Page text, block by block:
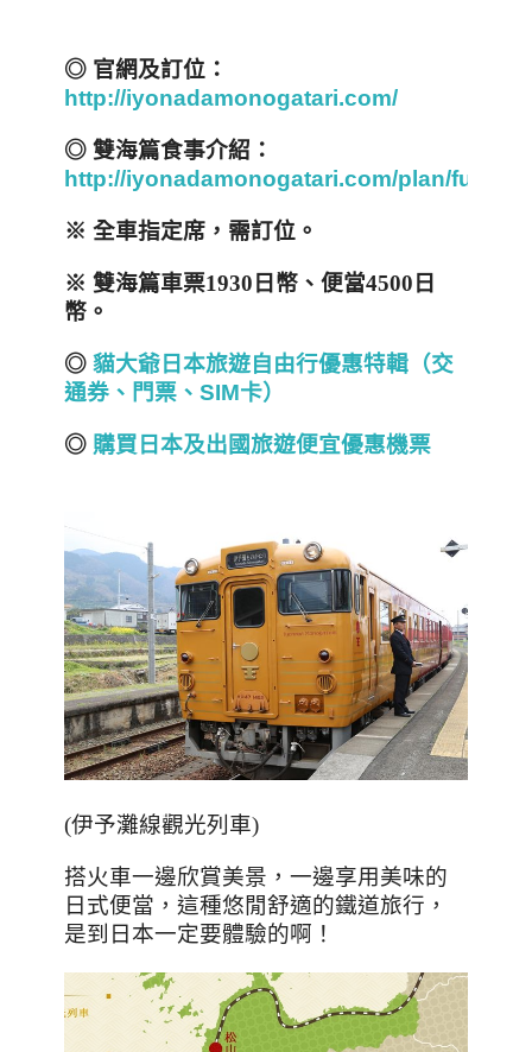
◎ 官網及訂位：
http://iyonadamonogatari.com/
◎ 雙海篇食事介紹：
http://iyonadamonogatari.com/plan/
※ 全車指定席，需訂位。
※ 雙海篇車票1930 日幣、便當4500 日
幣。
◎ 貓大爺日本旅遊自由行優惠特輯（交
通券、門票、SIM卡）
◎ 購買日本及出國旅遊便宜優惠機票
(伊予灘線觀光列車)
搭火車一邊欣賞美景，一邊享用美味的
日式便當，這種悠閒舒適的鐵道旅行，
是到日本一定要體驗的啊！